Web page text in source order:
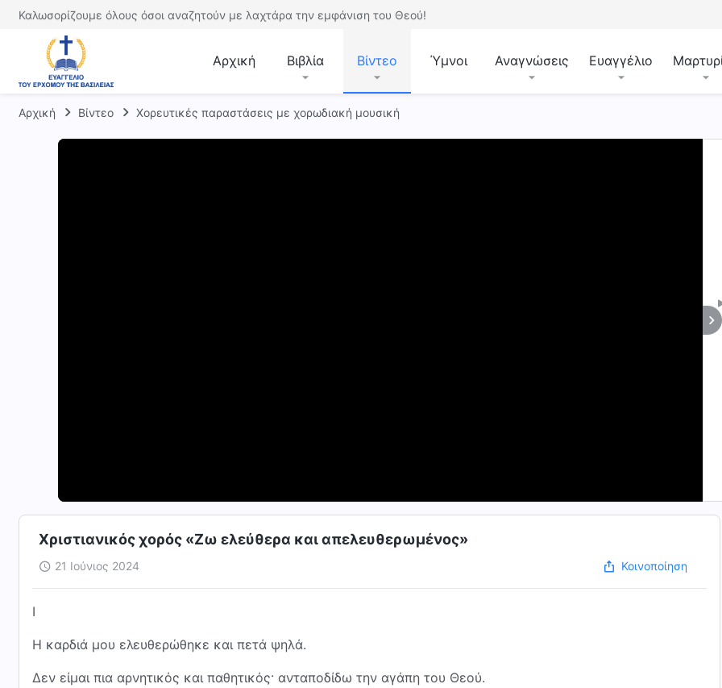
Καλωσορίζουμε όλους όσοι αναζητούν με λαχτάρα την εμφάνιση του Θεού!
Αρχική Βιβλία Βίντεο Ύμνοι Αναγνώσεις Ευαγγέλιο
Αρχική Βίντεο Χορευτικές παραστάσεις με χορωδιακή μουσική
Χριστιανικός χορός «Ζω ελεύθερα και απελευθερωμένος»
21 Ιούνιος 2024 Κοινοποίηση
I
Η καρδιά μου ελευθερώθηκε και πετά ψηλά.
Δεν είμαι πια αρνητικός και παθητικός· ανταποδίδω την αγάπη του Θεού.